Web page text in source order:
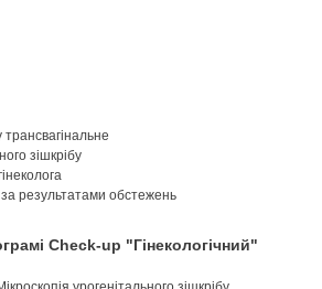
зішкрібу
за результатами обстежень
Check-up "Гінекологічний"